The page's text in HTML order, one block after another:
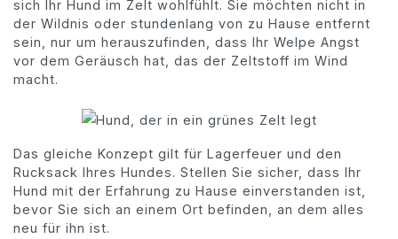
sich Ihr Hund im Zelt wohlfühlt. Sie möchten nicht in
der Wildnis oder stundenlang von zu Hause entfernt
sein, nur um herauszufinden, dass Ihr Welpe Angst
vor dem Geräusch hat, das der Zeltstoff im Wind
macht.
Das gleiche Konzept gilt für Lagerfeuer und den
Rucksack Ihres Hundes. Stellen Sie sicher, dass Ihr
Hund mit der Erfahrung zu Hause einverstanden ist,
bevor Sie sich an einem Ort befinden, an dem alles
neu für ihn ist.